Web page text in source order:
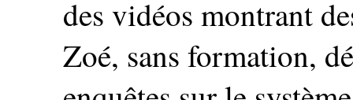
des vidéos montrant
Zoé, sans formation,